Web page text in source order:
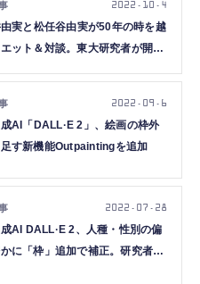
実と松任谷由実が50年の時を越
ット＆対談。東大研究者が開発
2022.10.4
AI「DALL·E 2」、絵画の枠外
す新機能Outpaintingを追加
2022.09.6
AI DALL·E 2、人種・性別の偏
に「枠」追加で補正。研究者の
2022.07.28